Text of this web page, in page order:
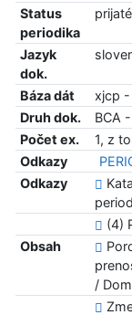
Status
periodika
Jazyk
dok.
Báza dát
xjcp -
Druh dok.
BCA
Počet ex.
1, z
Odkazy
Odkazy
(4)
Obsah
/